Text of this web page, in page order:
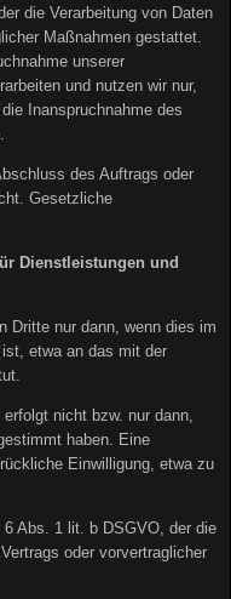
die Verarbeitung von Daten
Maßnahmen gestattet.
unserer
und nutzen wir nur,
Inanspruchnahme des
des Auftrags oder
Gesetzliche
Dienstleistungen und
Dritte nur dann, wenn dies im
etwa an das mit der
nicht bzw. nur dann,
haben. Eine
Einwilligung, etwa zu
Abs. 1 lit. b DSGVO, der die
oder vorvertraglicher